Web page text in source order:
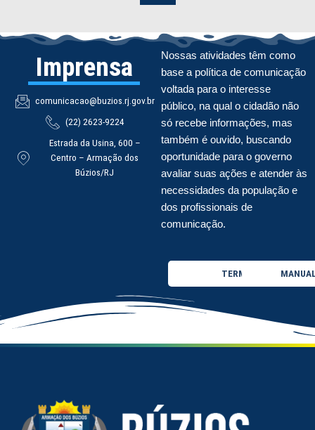
Imprensa
comunicacao@buzios.rj.gov.br
(22) 2623-9224
Estrada da Usina, 600 –
Centro – Armação dos
Búzios/RJ
Nossas atividades têm como
base a política de comunicação
voltada para o interesse
público, na qual o cidadão não
só recebe informações, mas
também é ouvido, buscando
oportunidade para o governo
avaliar suas ações e atender às
necessidades da população e
dos profissionais de
comunicação.
TERMO DE USO